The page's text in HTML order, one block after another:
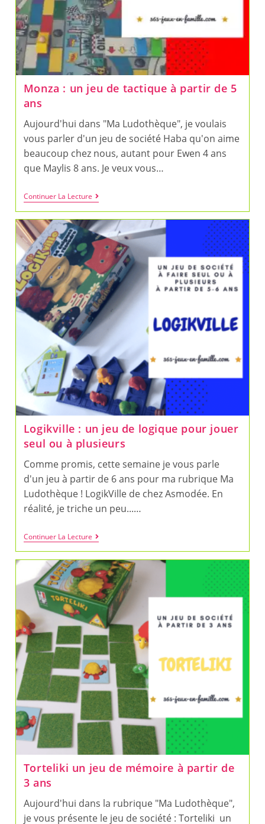
Monza : un jeu de tactique à partir de 5
ans
Aujourd'hui dans "Ma Ludothèque", je voulais
vous parler d'un jeu de société Haba qu'on aime
beaucoup chez nous, autant pour Ewen 4 ans
que Maylis 8 ans. Je veux vous…
Continuer La LectureMonza
:
Un
Jeu
De
Tactique
À
Partir
De
5
Ans
Logikville : un jeu de logique pour jouer
seul ou à plusieurs
Comme promis, cette semaine je vous parle
d'un jeu à partir de 6 ans pour ma rubrique Ma
Ludothèque ! LogikVille de chez Asmodée. En
réalité, je triche un peu...…
Continuer La LectureLogikville
:
Un
Jeu
De
Logique
Pour
Jouer
Seul
Ou
Plusieurs
Torteliki un jeu de mémoire à partir de
3 ans
Aujourd'hui dans la rubrique "Ma Ludothèque",
je vous présente le jeu de société : Torteliki un